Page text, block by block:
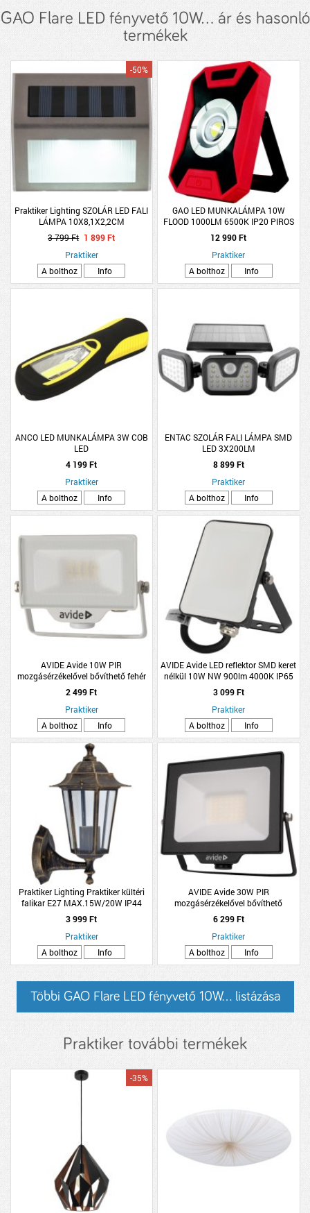
GAO Flare LED fényvető 10W... ár és hasonló
termékek
Praktiker Lighting SZOLÁR LED FALI
LÁMPA 10X8,1X2,2CM
ROZSDAMENTES ACÉL, MŰANYAG
2DB/CSOMAG
-50%
3 799 Ft 1 899 Ft
Praktiker
A bolthoz
Info
GAO LED MUNKALÁMPA 10W
FLOOD 1000LM 6500K IP20 PIROS
FEKETE
12 990 Ft
Praktiker
A bolthoz
Info
ANCO LED MUNKALÁMPA 3W COB
LED
4 199 Ft
Praktiker
A bolthoz
Info
ENTAC SZOLÁR FALI LÁMPA SMD
LED 3X200LM
8 899 Ft
Praktiker
A bolthoz
Info
AVIDE Avide 10W PIR
mozgásérzékelővel bővíthető fehér
LED reflektor
2 499 Ft
Praktiker
A bolthoz
Info
AVIDE Avide LED reflektor SMD keret
nélkül 10W NW 900lm 4000K IP65
13,2x8,3x2,8cm
3 099 Ft
Praktiker
A bolthoz
Info
Praktiker Lighting Praktiker kültéri
falikar E27 MAX.15W/20W IP44
felfelé álló 22x17x32,5cm bronz
3 999 Ft
Praktiker
A bolthoz
Info
AVIDE Avide 30W PIR
mozgásérzékelővel bővíthető
gyorscsatlatkozós LED reflektor
6 299 Ft
Praktiker
A bolthoz
Info
Többi GAO Flare LED fényvető 10W... listázása
Praktiker további termékek
-35%